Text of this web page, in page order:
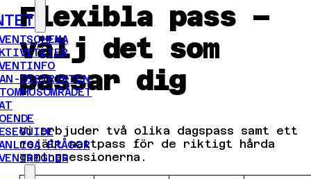
DISTRIKTEN
FRÅGOR
Flexibla pass –
välj det som
passar dig
Vi erbjuder två olika dagspass samt ett
rejält nattpass för de riktigt hårda
gamingsessionerna.